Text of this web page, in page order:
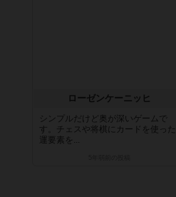
ローゼンケーニッヒ
シンプルだけど奥が深いゲームで
す。チェスや将棋にカードを使った
運要素を...